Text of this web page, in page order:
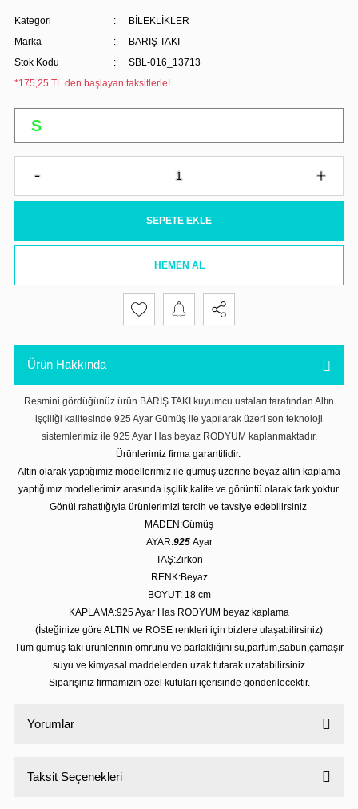
Kategori
BİLEKLİKLER
Marka
BARIŞ TAKI
Stok Kodu
SBL-016_13713
*175,25 TL den başlayan taksitlerle!
SEPETE EKLE
HEMEN AL
Ürün Hakkında
Resmini gördüğünüz ürün BARIŞ TAKI kuyumcu ustaları tarafından Altın
işçiliği kalitesinde 925 Ayar Gümüş ile yapılarak üzeri son teknoloji
sistemlerimiz ile 925 Ayar Has beyaz RODYUM kaplanmaktadır.
Ürünlerimiz firma garantilidir.
Altın olarak yaptığımız modellerimiz ile gümüş üzerine beyaz altın kaplama
yaptığımız modellerimiz arasında işçilik,kalite ve görüntü olarak fark yoktur.
Gönül rahatlığıyla ürünlerimizi tercih ve tavsiye edebilirsiniz
MADEN:Gümüş
AYAR:925 Ayar
TAŞ:Zirkon
RENK:Beyaz
BOYUT: 18 cm
KAPLAMA:925 Ayar Has RODYUM beyaz kaplama
(İsteğinize göre ALTIN ve ROSE renkleri için bizlere ulaşabilirsiniz)
Tüm gümüş takı ürünlerinin ömrünü ve parlaklığını su,parfüm,sabun,çamaşır
suyu ve kimyasal maddelerden uzak tutarak uzatabilirsiniz
Siparişiniz firmamızın özel kutuları içerisinde gönderilecektir.
Yorumlar
Taksit Seçenekleri